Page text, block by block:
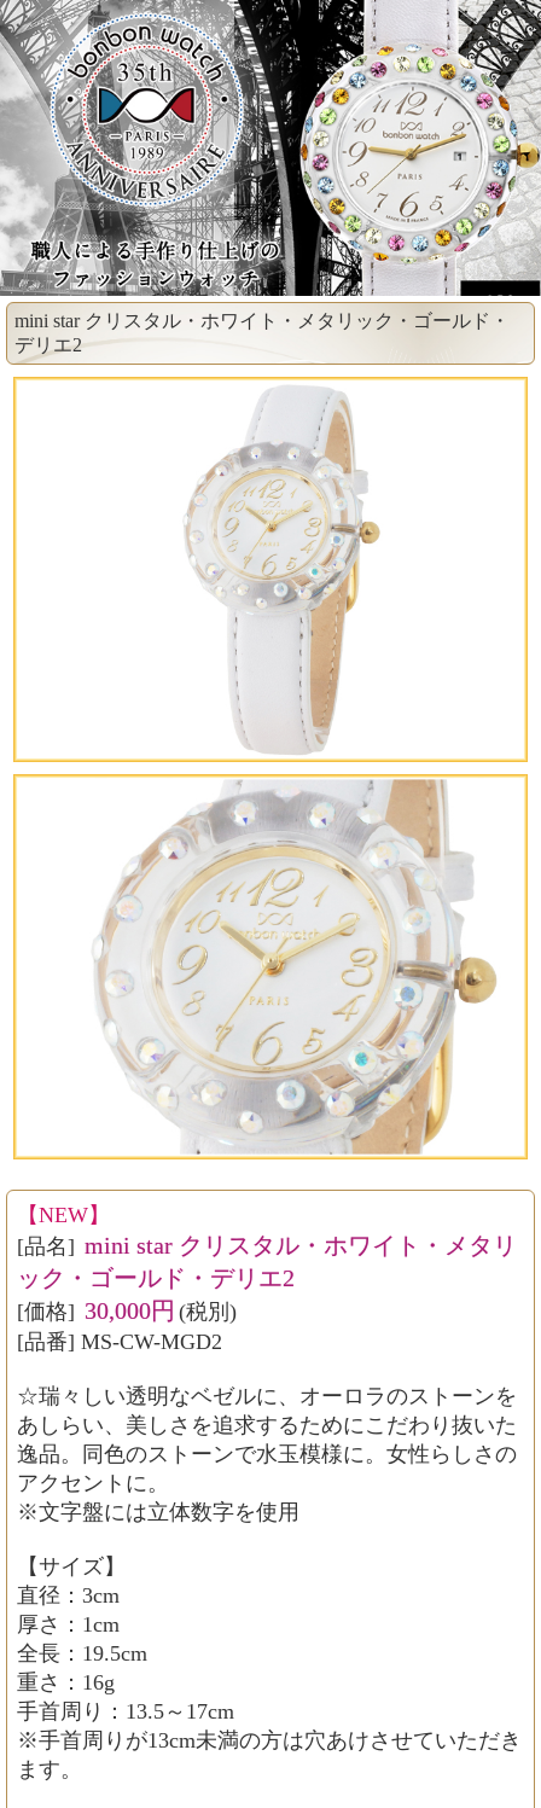
mini star クリスタル・ホワイト・メタリック・ゴールド・
デリエ2
【NEW】
[品名] mini star クリスタル・ホワイト・メタリ
ック・ゴールド・デリエ2
[価格] 30,000円 (税別)
[品番] MS-CW-MGD2
☆瑞々しい透明なベゼルに、オーロラのストーンを
あしらい、美しさを追求するためにこだわり抜いた
逸品。同色のストーンで水玉模様に。女性らしさの
アクセントに。
※文字盤には立体数字を使用
【サイズ】
直径：3cm
厚さ：1cm
全長：19.5cm
重さ：16g
手首周り：13.5～17cm
※手首周りが13cm未満の方は穴あけさせていただき
ます。